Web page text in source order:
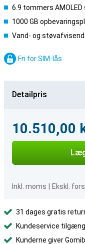
6.9 tommers
1000 GB
Vand- og
Fri for SIM-lås
Detailpris
10.510,00
Inkl. moms
Ekskl.
31 dages gratis
Kundeservice
Kunderne giver